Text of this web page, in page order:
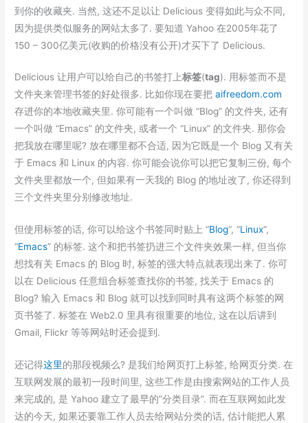
到你的收藏夹. 当然, 这还不足以让 Delicious 变得如此与众不同,
因为提供类似服务的网站太多了. 要知道 Yahoo 在2005年花了
150 – 300亿美元(收购的价格没有公开)才买下了 Delicious.
Delicious 让用户可以给自己的书签打上标签(tag). 用标签而不是
文件夹来管理书签的好处很多. 比如你现在要把aifreedom.com
存进你的本地收藏夹里. 你可能有一个叫做 “Blog” 的文件夹, 还有
一个叫做 “Emacs” 的文件夹, 或者一个 “Linux” 的文件夹. 那你会
把我放在哪里呢? 放在哪里都不合适, 因为它既是一个 Blog 又有关
于 Emacs 和 Linux 的内容. 你可能会说你可以把它复制三份, 每个
文件夹里都放一个, 但如果有一天我的 Blog 的地址改了, 你还得到
三个文件夹里分别修改地址.
但使用标签的话, 你可以给这个书签同时贴上 “Blog“, “Linux“,
“Emacs” 的标签. 这个和把书签扔进三个文件夹效果一样, 但当你
想找有关 Emacs 的 Blog 时, 标签的强大特点就表现出来了. 你可
以在 Delicious 任意组合标签查找你的书签, 找关于 Emacs 的
Blog? 输入 Emacs 和 Blog 就可以找到同时具有这两个标签的网
页书签了. 标签在 Web2.0 里具有很重要的地位, 这在以后讲到
Gmail, Flickr 等等网站时还会提到.
还记得这里的那段视频么? 是我们给网页打上标签, 给网页分类. 在
互联网发展的最初一段时间里, 这些工作是由搜索网站的工作人员
来完成的, 是 Yahoo 建立了最早的”分类目录”. 而在互联网如此发
达的今天, 如果还要靠工作人员去给网站分类的话, 估计能把人累